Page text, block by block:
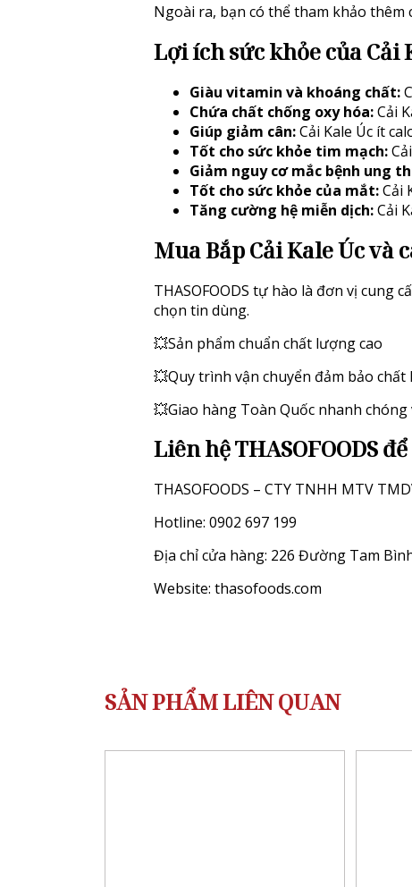
Ngoài ra, bạn có thể tham khảo thêm
Lợi ích sức khỏe của Cải
Giàu vitamin và khoáng chất:
Chứa chất chống oxy hóa:Cải
Giúp giảm cân:Cải Kale Úc ít
Tốt cho sức khỏe tim mạch:
Giảm nguy cơ mắc bệnh ung
Tốt cho sức khỏe của mắt:Cải
Tăng cường hệ miễn dịch:Cải
Mua Bắp Cải Kale Úc
THASOFOODS tự hào là đơn vị cung
chọn tin dùng.
💥Sản phẩm chuẩn chất lượng cao
💥Quy trình vận chuyển đảm bảo
💥Giao hàng Toàn Quốc nhanh chóng
Liên hệ THASOFOODS
THASOFOODS – CTY TNHH MTV
Hotline: 0902 697 199
Địa chỉ cửa hàng: 226 Đường Tam
Website: thasofoods.com
SẢN PHẨM LIÊN QUAN